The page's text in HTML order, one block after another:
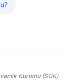
Kurumu (SGK)